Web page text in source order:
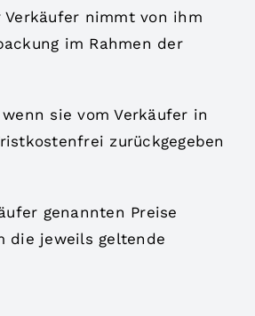
Verkäufer nimmt von ihm
im Rahmen der
sie vom Verkäufer in
zurückgegeben
genannten Preise
die jeweils geltende